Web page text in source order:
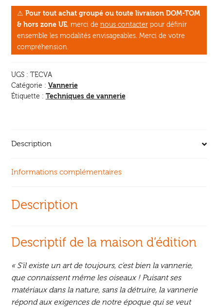
de
vannerie
⚠ Pour tout achat groupé ou toute livraison DOM-TOM
& hors zone UE, merci de nous contacterpour définir
ensemble les modalités envisageables. Merci de votre
compréhension.
UGS : TECVA
Catégorie : Vannerie
Étiquette : Techniques de vannerie
Description
Informations complémentaires
Description
Descriptif de la maison d’édition
« S’il existe un art de toujours, c’est bien la vannerie,
que connaissent même les oiseaux ! Puisant ses
matériaux dans la nature, sans la détruire, la vannerie
répond aux exigences de notre époque qui se veut